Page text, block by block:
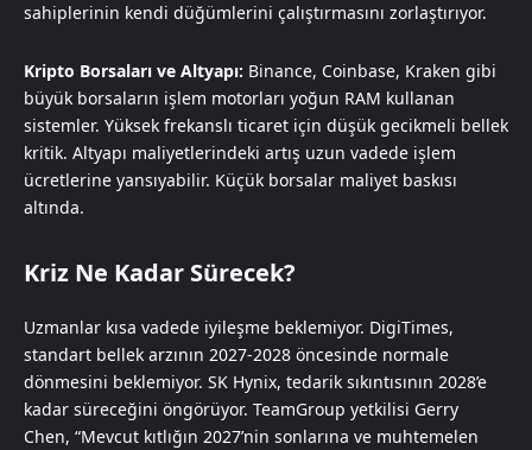
sahiplerinin kendi düğümlerini çalıştırmasını zorlaştırıyor.
Kripto Borsaları ve Altyapı: Binance, Coinbase, Kraken gibi
büyük borsaların işlem motorları yoğun RAM kullanan
sistemler. Yüksek frekanslı ticaret için düşük gecikmeli bellek
kritik. Altyapı maliyetlerindeki artış uzun vadede işlem
ücretlerine yansıyabilir. Küçük borsalar maliyet baskısı
altında.
Kriz Ne Kadar Sürecek?
Uzmanlar kısa vadede iyileşme beklemiyor. DigiTimes,
standart bellek arzının 2027-2028 öncesinde normale
dönmesini beklemiyor. SK Hynix, tedarik sıkıntısının 2028’e
kadar süreceğini öngörüyor. TeamGroup yetkilisi Gerry
Chen, “Mevcut kıtlığın 2027’nin sonlarına ve muhtemelen